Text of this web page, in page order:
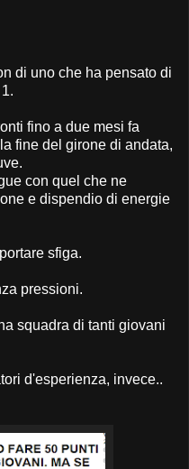
di uno che ha pensato di
fino a due mesi fa
fine del girone di andata,
con quel che ne
e dispendio di energie
sfiga.
pressioni.
squadra di tanti giovani
d'esperienza, invece..